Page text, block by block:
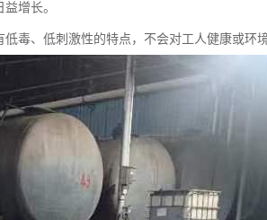
增长。
毒、低刺激性的特点，不会对工人健康或环